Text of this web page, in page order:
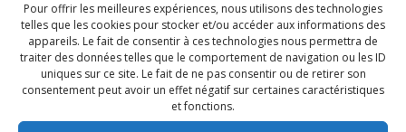
Pour offrir les meilleures expériences, nous utilisons des technologies
telles que les cookies pour stocker et/ou accéder aux informations des
appareils. Le fait de consentir à ces technologies nous permettra de
traiter des données telles que le comportement de navigation ou les ID
uniques sur ce site. Le fait de ne pas consentir ou de retirer son
consentement peut avoir un effet négatif sur certaines caractéristiques
et fonctions.
Articles Récents